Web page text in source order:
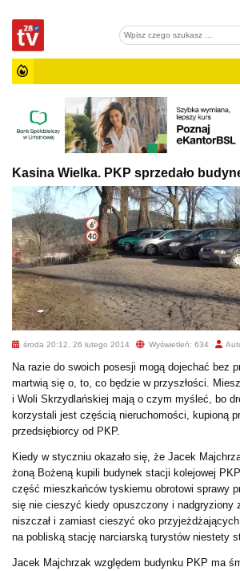
Kasina Wielka. PKP sprzedało
środa 20:12, 26 lutego 2014 Wyświetleń: 634
Na razie do swoich posesji mogą dojechać bez
martwią się o, to, co będzie w przyszłości.
i Woli Skrzydlańskiej mają o czym myśleć, bo
korzystali jest częścią nieruchomości, kupioną
przedsiębiorcy od PKP.
Kiedy w styczniu okazało się, że Jacek
żoną Bożeną kupili budynek stacji kolejowej
część mieszkańców tyskiemu obrotowi sprawy
się nie cieszyć kiedy opuszczony i nadgryziony
niszczał i zamiast cieszyć oko
na pobliską stację narciarską turystów niestety
Jacek Majchrzak względem budynku PKP ma